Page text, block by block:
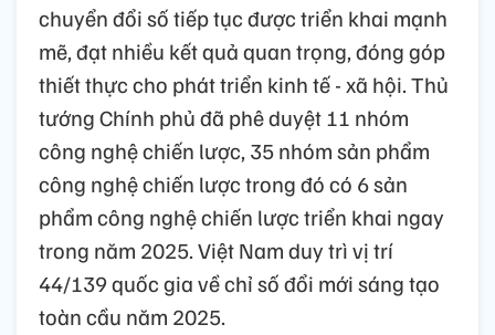
chuyển đổi số tiếp tục được triển khai mạnh
mẽ, đạt nhiều kết quả quan trọng, đóng góp
thiết thực cho phát triển kinh tế - xã hội. Thủ
tướng Chính phủ đã phê duyệt 11 nhóm
công nghệ chiến lược, 35 nhóm sản phẩm
công nghệ chiến lược trong đó có 6 sản
phẩm công nghệ chiến lược triển khai ngay
trong năm 2025. Việt Nam duy trì vị trí
44/139 quốc gia về chỉ số đổi mới sáng tạo
toàn cầu năm 2025.